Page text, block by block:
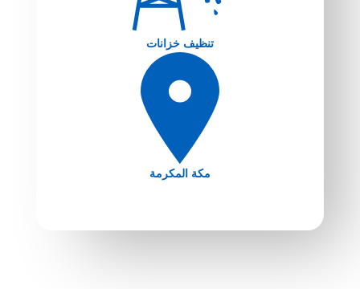
تنظيف خزانات
مكة المكرمة